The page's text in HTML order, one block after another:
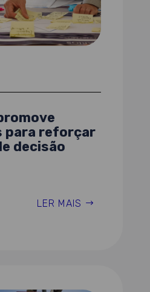
para reforçar
decisão
LER MAIS